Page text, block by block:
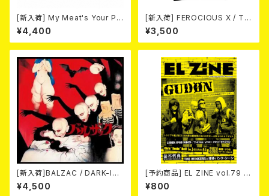
[新入荷] My Meat's Your Po
ison -あんたにゃ毒でもオイラ
にゃ薬- / BLACK T-shirt (S
～XL)
¥4,400
[新入荷] FEROCIOUS X / T S
HIRT
¥3,500
[新入荷]BALZAC / DARK-IS
M -20th Anniversary Comp
ilation- (2CD)
¥4,500
[予約商品] EL ZINE vol.79 8
月25日発売予定
¥800